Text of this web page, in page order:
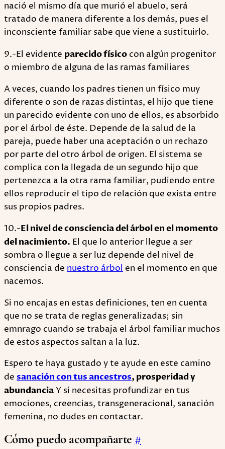
nació el mismo día que murió el abuelo, será
tratado de manera diferente a los demás, pues el
inconsciente familiar sabe que viene a sustituirlo.
9.-El evidente parecido físico con algún progenitor
o miembro de alguna de las ramas familiares
A veces, cuando los padres tienen un físico muy
diferente o son de razas distintas, el hijo que tiene
un parecido evidente con uno de ellos, es absorbido
por el árbol de éste. Depende de la salud de la
pareja, puede haber una aceptación o un rechazo
por parte del otro árbol de origen. El sistema se
complica con la llegada de un segundo hijo que
pertenezca a la otra rama familiar, pudiendo entre
ellos reproducir el tipo de relación que exista entre
sus propios padres.
10.-El nivel de consciencia del árbol en el momento
del nacimiento. El que lo anterior llegue a ser
sombra o llegue a ser luz depende del nivel de
consciencia de nuestro árbol en el momento en que
nacemos.
Si no encajas en estas definiciones, ten en cuenta
que no se trata de reglas generalizadas; sin
emnrago cuando se trabaja el árbol familiar muchos
de estos aspectos saltan a la luz.
Espero te haya gustado y te ayude en este camino
de sanación con tus ancestros, prosperidad y
abundanciaY si necesitas profundizar en tus
emociones, creencias, transgeneracional, sanación
femenina, no dudes en contactar.
Cómo puedo acompañarte #